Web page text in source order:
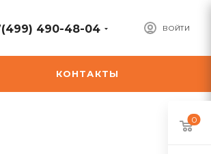
ВОЙТИ
490-48-04
КОНТАКТЫ
0